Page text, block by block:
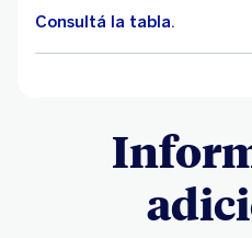
Consultá la tabla.